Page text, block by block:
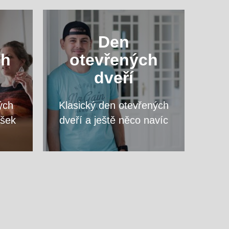
Den
otevřených
dveří
Klasický den otevřených
dveří a ještě něco navíc
Navštivte nás a zeptejte se
na cokoliv, co vás zajímá,
přímo vyučujících svého
vysněného programu.
VÍCE